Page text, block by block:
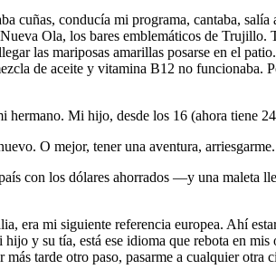
cuñas, conducía mi programa, cantaba,
Ola, los bares emblemáticos de Trujillo.
las mariposas amarillas posarse en el
de aceite y vitamina B12 no
hermano. Mi hijo, desde los 16 (ahora tiene
O mejor, tener una aventura,
con los dólares ahorrados —y una maleta
era mi siguiente referencia europea. Ahí
y su tía, está ese idioma que rebota en
tarde otro paso, pasarme a cualquier otra